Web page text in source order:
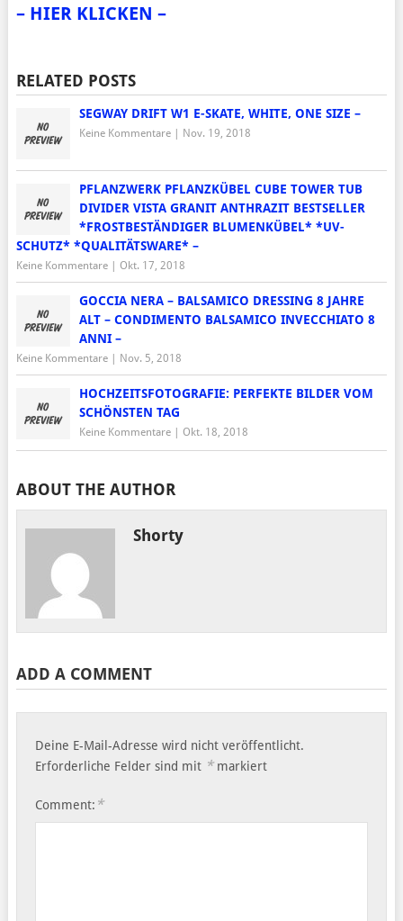
– HIER KLICKEN –
RELATED POSTS
SEGWAY DRIFT W1 E-SKATE, WHITE, ONE SIZE –
Keine Kommentare| Nov. 19, 2018
PFLANZWERK PFLANZKÜBEL CUBE TOWER TUB
DIVIDER VISTA GRANIT ANTHRAZIT BESTSELLER
*FROSTBESTÄNDIGER BLUMENKÜBEL* *UV-
SCHUTZ* *QUALITÄTSWARE* –
Keine Kommentare| Okt. 17, 2018
GOCCIA NERA – BALSAMICO DRESSING 8 JAHRE
ALT – CONDIMENTO BALSAMICO INVECCHIATO 8
ANNI –
Keine Kommentare| Nov. 5, 2018
HOCHZEITSFOTOGRAFIE: PERFEKTE BILDER VOM
SCHÖNSTEN TAG
Keine Kommentare| Okt. 18, 2018
ABOUT THE AUTHOR
Shorty
ADD A COMMENT
Deine E-Mail-Adresse wird nicht veröffentlicht.
Erforderliche Felder sind mit *markiert
Comment: *